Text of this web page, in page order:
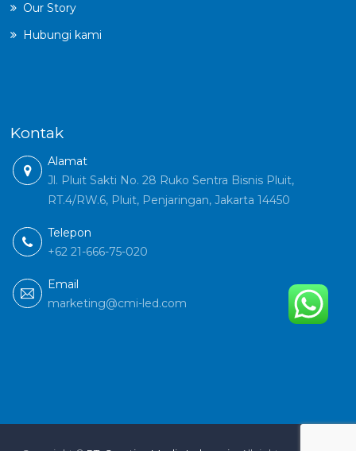
Our Story
Hubungi kami
Kontak
Alamat
Jl. Pluit Sakti No. 28 Ruko Sentra Bisnis Pluit,
RT.4/RW.6, Pluit, Penjaringan, Jakarta 14450
Telepon
+62 21-666-75-020
Email
marketing@cmi-led.com